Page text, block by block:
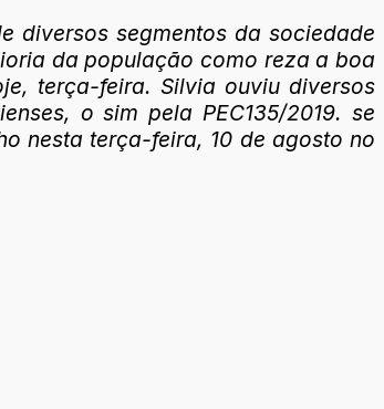
diversos segmentos da sociedade
da população como reza a boa
terça-feira. Silvia ouviu diversos
o sim pela PEC135/2019. se
nesta terça-feira, 10 de agosto no